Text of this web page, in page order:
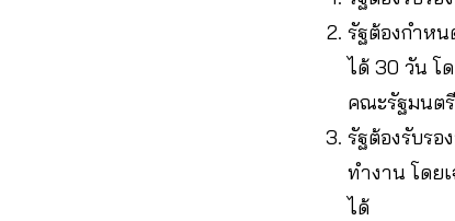
รัฐต้องกำห
ได้ 30 วัน โ
คณะรัฐมนต
รัฐต้องรับรอ
ทำงาน โดย
ได้